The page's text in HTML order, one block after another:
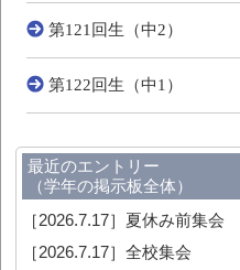
第121回生（中2）
第122回生（中1）
最近のエントリー
（学年の掲示板全体）
［2026.7.17］ 夏休み前集会
［2026.7.17］全校集会